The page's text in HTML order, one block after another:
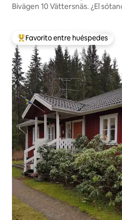
Bivägen 10 Vättersnäs. ¿El
Favorito entre huéspedes
Favorito entre huéspedes